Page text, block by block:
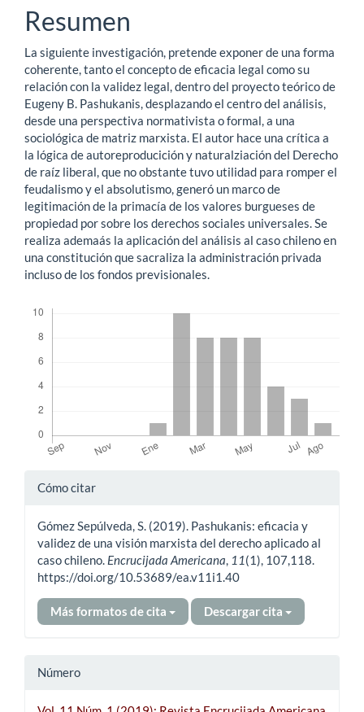
principal
del
artículo
Resumen
La siguiente investigación, pretende exponer de una forma
coherente, tanto el concepto de eficacia legal como su
relación con la validez legal, dentro del proyecto teórico de
Eugeny B. Pashukanis, desplazando el centro del análisis,
desde una perspectiva normativista o formal, a una
sociológica de matriz marxista. El autor hace una crítica a
la lógica de autoreproducición y naturalziación del Derecho
de raíz liberal, que no obstante tuvo utilidad para romper el
feudalismo y el absolutismo, generó un marco de
legitimación de la primacía de los valores burgueses de
propiedad por sobre los derechos sociales universales. Se
realiza ademaás la aplicación del análisis al caso chileno en
una constitución que sacraliza la administración privada
incluso de los fondos previsionales.
Detalles
artículo
Cómo citar
Gómez Sepúlveda, S. (2019). Pashukanis: eficacia y
validez de una visión marxista del derecho aplicado al
caso chileno. Encrucijada Americana, 11(1), 107,118.
https://doi.org/10.53689/ea.v11i1.40
Más formatos de cita Descargar cita
Número